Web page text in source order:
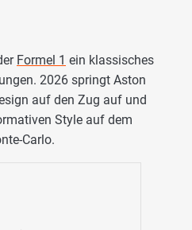
Formel 1 ein klassisches
2026 springt Aston
auf den Zug auf und
Style auf dem
Carlo.